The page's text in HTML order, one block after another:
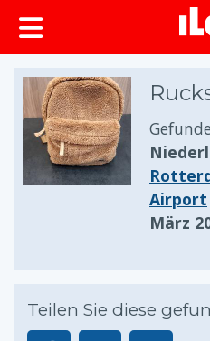
Airport
März
Teilen Sie diese